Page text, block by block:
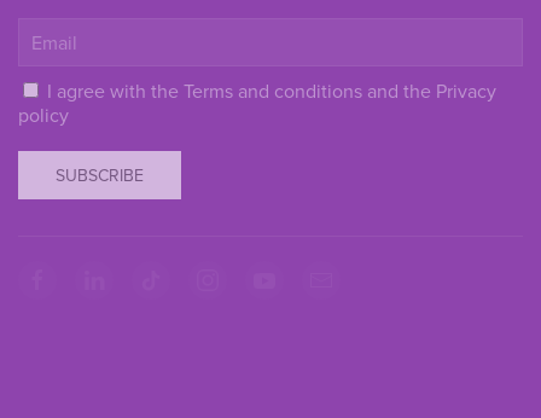
I agree with the Terms and conditions and the Privacy
policy
SUBSCRIBE